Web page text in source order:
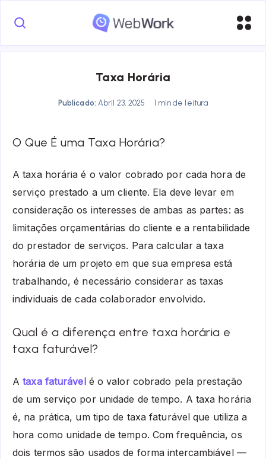
Taxa Horária
Publicado: Abril 23, 2025 1 min de leitura
O Que É uma Taxa Horária?
A taxa horária é o valor cobrado por cada hora de
serviço prestado a um cliente. Ela deve levar em
consideração os interesses de ambas as partes: as
limitações orçamentárias do cliente e a rentabilidade
do prestador de serviços. Para calcular a taxa
horária de um projeto em que sua empresa está
trabalhando, é necessário considerar as taxas
individuais de cada colaborador envolvido.
Qual é a diferença entre taxa horária e
taxa faturável?
Ataxa faturávelé o valor cobrado pela prestação
de um serviço por unidade de tempo. A taxa horária
é, na prática, um tipo de taxa faturável que utiliza a
hora como unidade de tempo. Com frequência, os
dois termos são usados de forma intercambiável —